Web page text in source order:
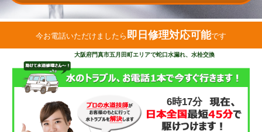
今お電話いただけましたら 即日修理対応可能です
大阪府門真市五月田町エリアで蛇口水漏れ、水栓交換
6時17分